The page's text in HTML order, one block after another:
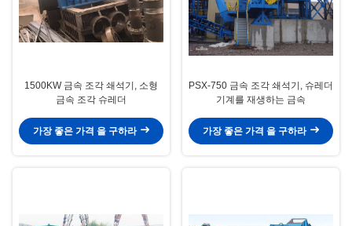
1500KW 금속 조각 쇄석기, 소형
금속 조각 슈레더
가장 좋은 가격 을 구하라
PSX-750 금속 조각 쇄석기, 슈레더
기계를 재생하는 금속
가장 좋은 가격 을 구하라